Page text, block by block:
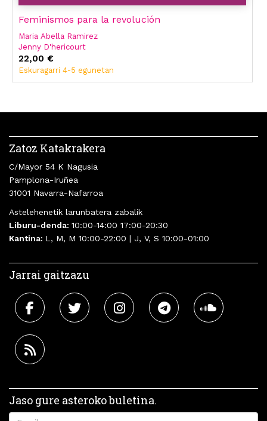
Feminismos para la revolución
Maria Abella Ramirez
Jenny D'hericourt
Claire Démar
Laura Fernández Cordero
Lacer
22,00 €
Eskuragarri 4-5 egunetan
Zatoz Katakrakera
C/Mayor 54 K Nagusia
Pamplona-Iruñea
31001 Navarra-Nafarroa
Astelehenetik larunbatera zabalik
Liburu-denda: 10:00-14:00 17:00-20:30
Kantina: L, M, M 10:00-22:00 | J, V, S 10:00-01:00
Jarrai gaitzazu
Jaso gure asteroko buletina.